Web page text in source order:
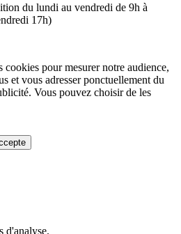
du lundi au vendredi de 9h à
17h)
cookies pour mesurer notre audience,
et vous adresser ponctuellement du
Vous pouvez choisir de les
d'analyse.